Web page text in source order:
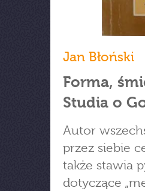
Jan Błoński
Forma,
Studia o
Autor
przez siebie
także stawia
dotyczące